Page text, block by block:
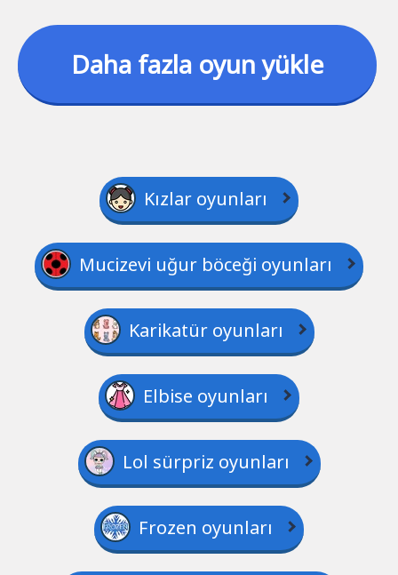
Daha fazla oyun yükle
Kızlar oyunları
Mucizevi uğur böceği oyunları
Karikatür oyunları
Elbise oyunları
Lol sürpriz oyunları
Frozen oyunları